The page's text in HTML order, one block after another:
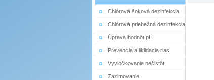
Chlórová šoková dezinfekcia
Chlórová priebežná dezinfekcia
Úprava hodnôt pH
Prevencia a liklidacia rias
Vyvločkovanie nečistôt
Zazimovanie